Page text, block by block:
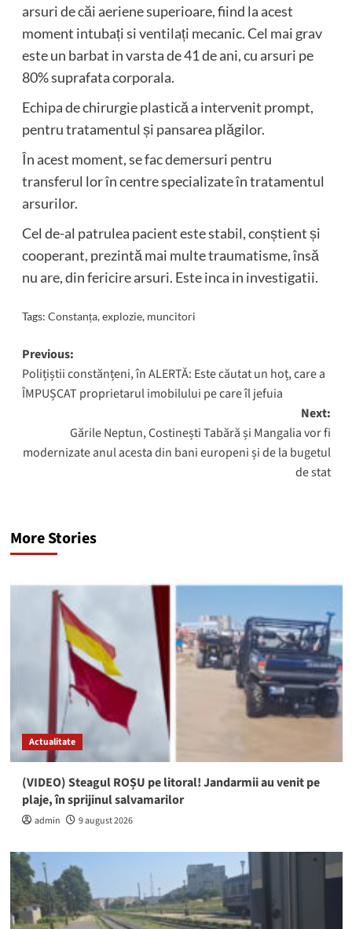
arsuri de căi aeriene superioare, fiind la acest
moment intubați si ventilați mecanic. Cel mai grav
este un barbat in varsta de 41 de ani, cu arsuri pe
80% suprafata corporala.
Echipa de chirurgie plastică a intervenit prompt,
pentru tratamentul și pansarea plăgilor.
În acest moment, se fac demersuri pentru
transferul lor în centre specializate în tratamentul
arsurilor.
Cel de-al patrulea pacient este stabil, conștient și
cooperant, prezintă mai multe traumatisme, însă
nu are, din fericire arsuri. Este inca in investigatii.
Tags: Constanța,explozie, muncitori
Post
navigation
Previous:
Polițiștii constănțeni, în ALERTĂ: Este căutat un hoț, care a
ÎMPUȘCAT proprietarul imobilului pe care îl jefuia
Next:
Gările Neptun, Costinești Tabără și Mangalia vor fi
modernizate anul acesta din bani europeni și de la bugetul
de stat
More Stories
Actualitate
(VIDEO) Steagul ROȘU pe litoral! Jandarmii au venit pe
plaje, în sprijinul salvamarilor
admin 9 august 2026